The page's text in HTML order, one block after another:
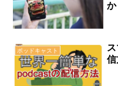
か
ポッドキャスト
信